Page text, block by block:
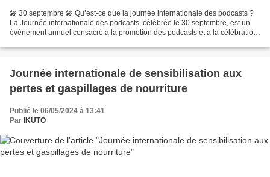
🎤 30 septembre 🎤 Qu’est-ce que la journée internationale des podcasts ?
La Journée internationale des podcasts, célébrée le 30 septembre, est un
événement annuel consacré à la promotion des podcasts et à la célébration
Journée internationale de sensibilisation aux
pertes et gaspillages de nourriture
Publié le 06/05/2024 à 13:41
Par IKUTO